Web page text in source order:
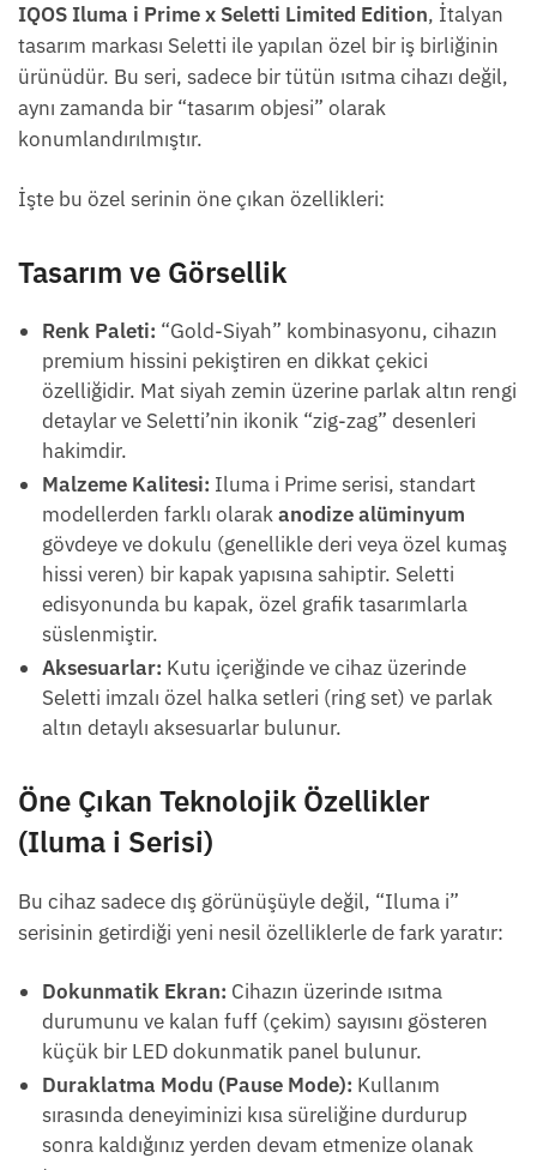
IQOS Iluma i Prime x Seletti Limited Edition, İtalyan
tasarım markası Seletti ile yapılan özel bir iş birliğinin
ürünüdür. Bu seri, sadece bir tütün ısıtma cihazı değil,
aynı zamanda bir “tasarım objesi” olarak
konumlandırılmıştır.
İşte bu özel serinin öne çıkan özellikleri:
Tasarım ve Görsellik
Renk Paleti: “Gold-Siyah” kombinasyonu, cihazın
premium hissini pekiştiren en dikkat çekici
özelliğidir. Mat siyah zemin üzerine parlak altın rengi
detaylar ve Seletti’nin ikonik “zig-zag” desenleri
hakimdir.
Malzeme Kalitesi: Iluma i Prime serisi, standart
modellerden farklı olarakanodize alüminyum
gövdeye ve dokulu (genellikle deri veya özel kumaş
hissi veren) bir kapak yapısına sahiptir. Seletti
edisyonunda bu kapak, özel grafik tasarımlarla
süslenmiştir.
Aksesuarlar: Kutu içeriğinde ve cihaz üzerinde
Seletti imzalı özel halka setleri (ring set) ve parlak
altın detaylı aksesuarlar bulunur.
Öne Çıkan Teknolojik Özellikler
(Iluma i Serisi)
Bu cihaz sadece dış görünüşüyle değil, “Iluma i”
serisinin getirdiği yeni nesil özelliklerle de fark yaratır:
Dokunmatik Ekran: Cihazın üzerinde ısıtma
durumunu ve kalan fuff (çekim) sayısını gösteren
küçük bir LED dokunmatik panel bulunur.
Duraklatma Modu (Pause Mode): Kullanım
sırasında deneyiminizi kısa süreliğine durdurup
sonra kaldığınız yerden devam etmenize olanak